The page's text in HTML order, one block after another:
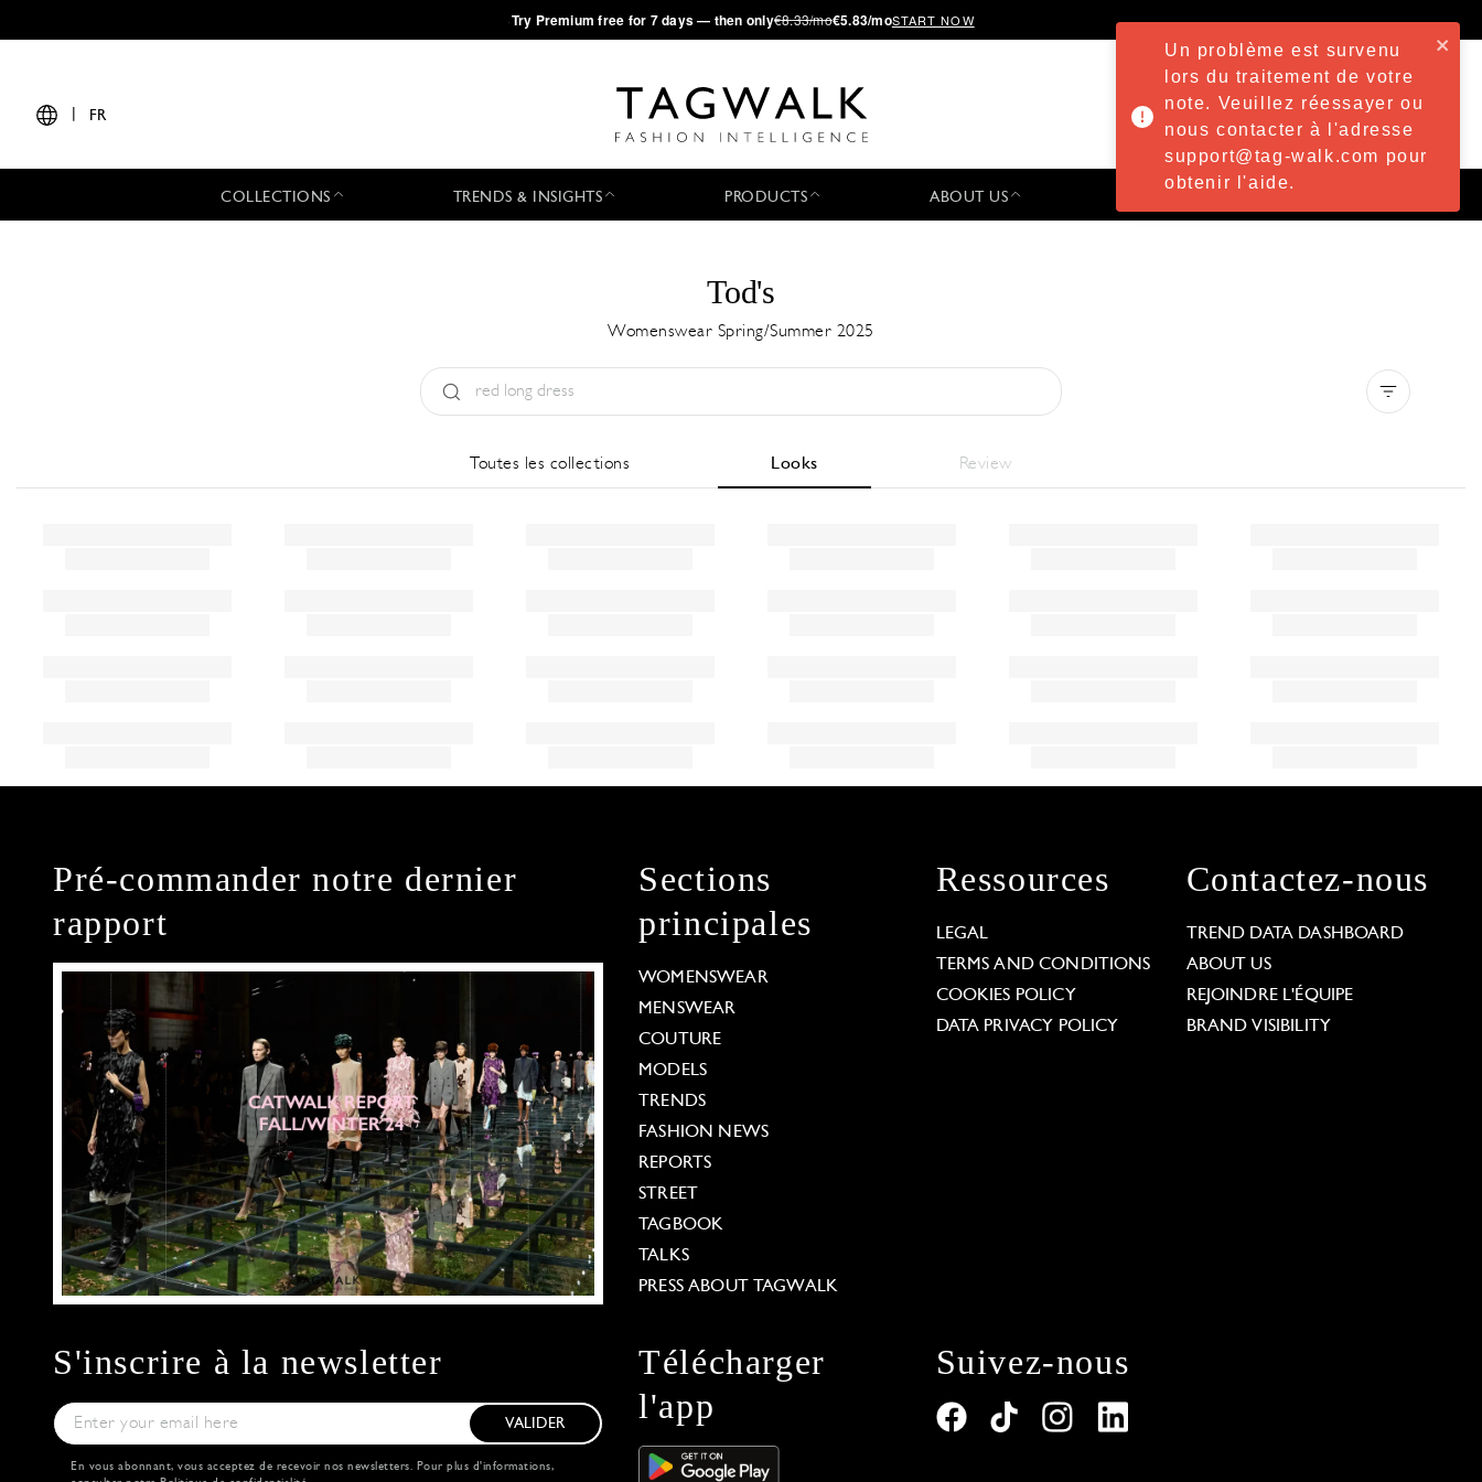
·Try Premium free for 7 days — then only€8.33/mo€5.83/moSTART NOW
FR
COLLECTIONS TRENDS & INSIGHTS PRODUCTS ABOUT US
Tod's
Womenswear Spring/Summer 2025
Toutes les collections Looks Review
Pré-commander notre dernier
rapport
Sections
principales
WOMENSWEAR
MENSWEAR
COUTURE
MODELS
TRENDS
FASHION NEWS
REPORTS
STREET
TAGBOOK
TALKS
PRESS ABOUT TAGWALK
Ressources
LEGAL
TERMS AND CONDITIONS
COOKIES POLICY
DATA PRIVACY POLICY
Contactez-nous
TREND DATA DASHBOARD
ABOUT US
REJOINDRE L'ÉQUIPE
BRAND VISIBILITY
S'inscrire à la newsletter
VALIDER
En vous abonnant, vous acceptez de recevoir nos newsletters. Pour plus d'informations,
Télécharger
l'app
Suivez-nous
Un problème est survenu
lors du traitement de votre
note. Veuillez réessayer ou
nous contacter à l'adresse
support@tag-walk.com pour
obtenir l'aide.